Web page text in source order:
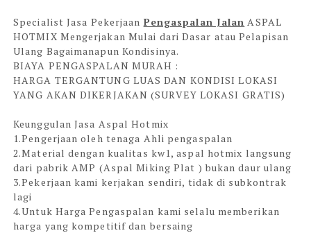
Specialist Jasa Pekerjaan Pengaspalan Jalan ASPAL
HOTMIX Mengerjakan Mulai dari Dasar atau Pelapisan
Ulang Bagaimanapun Kondisinya.
BIAYA PENGASPALAN MURAH :
HARGA TERGANTUNG LUAS DAN KONDISI LOKASI
YANG AKAN DIKERJAKAN (SURVEY LOKASI GRATIS)
Keunggulan Jasa Aspal Hotmix
1.Pengerjaan oleh tenaga Ahli pengaspalan
2.Material dengan kualitas kw1, aspal hotmix langsung
dari pabrik AMP (Aspal Miking Plat ) bukan daur ulang
3.Pekerjaan kami kerjakan sendiri, tidak di subkontrak
lagi
4.Untuk Harga Pengaspalan kami selalu memberikan
harga yang kompetitif dan bersaing